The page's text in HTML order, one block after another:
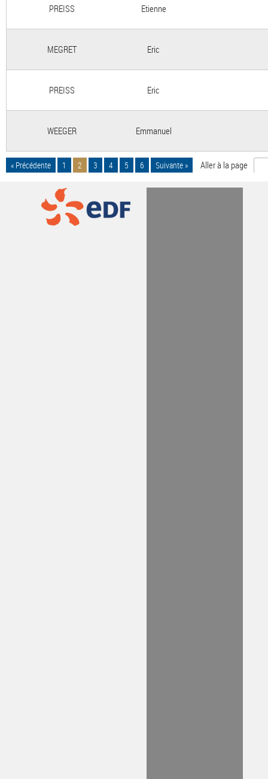
PREISS Etienne
MEGRET Eric
PREISS Eric
WEEGER Emmanuel
« Précédente 1 2 3 4 5 6 Suivante » Aller à la page